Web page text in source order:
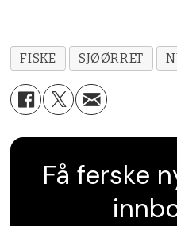
FISKE SJØØRRET
Få ferske